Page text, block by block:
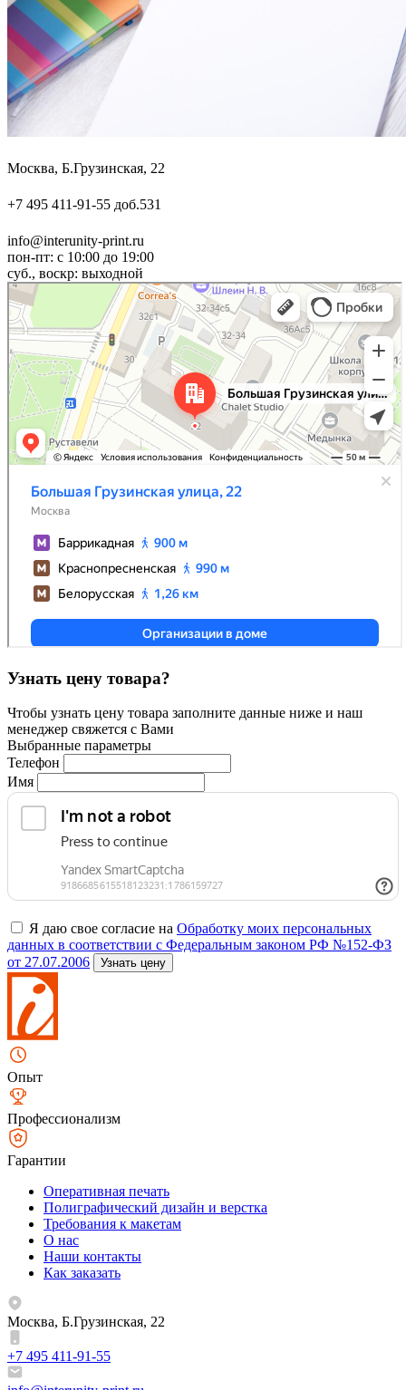
Москва, Б.Грузинская, 22
+7 495 411-91-55 доб.531
info@interunity-print.ru
пон-пт: с 10:00 до 19:00
суб., воскр: выходной
Узнать цену товара?
Чтобы узнать цену товара заполните данные ниже и наш
менеджер свяжется с Вами
Выбранные параметры
Телефон
Имя
Я даю свое согласие на Обработку моих персональных
данных в соответствии с Федеральным законом РФ №152-ФЗ
от 27.07.2006
Узнать цену
Опыт
Профессионализм
Гарантии
Оперативная печать
Полиграфический дизайн и верстка
Требования к макетам
О нас
Наши контакты
Как заказать
Москва, Б.Грузинская, 22
+7 495 411-91-55